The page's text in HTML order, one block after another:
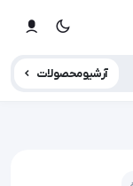
آرشیو محصولات